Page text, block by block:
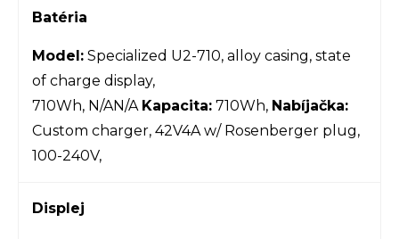
Batéria
Model: Specialized U2-710, alloy casing, state
of charge display,
710Wh, N/AN/A Kapacita: 710Wh, Nabíjačka:
Custom charger, 42V4A w/ Rosenberger plug,
100-240V,
Displej